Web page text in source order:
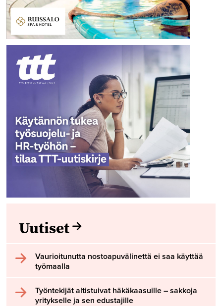
Uutiset
Vaurioitunutta nostoapuvälinettä ei saa käyttää
työmaalla
Työntekijät altistuivat häkäkaasuille – sakkoja
yritykselle ja sen edustajille